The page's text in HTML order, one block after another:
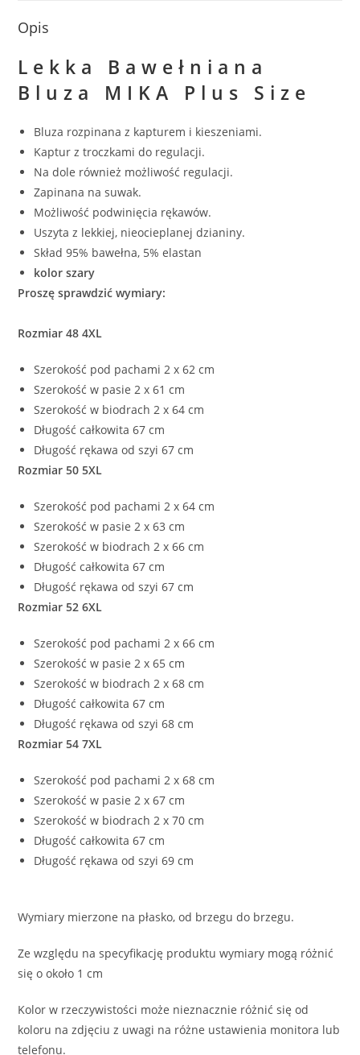
Opis
Lekka Bawełniana
Bluza MIKA Plus Size
Bluza rozpinana z kapturem i kieszeniami.
Kaptur z troczkami do regulacji.
Na dole również możliwość regulacji.
Zapinana na suwak.
Możliwość podwinięcia rękawów.
Uszyta z lekkiej, nieocieplanej dzianiny.
Skład 95% bawełna, 5% elastan
kolor szary
Proszę sprawdzić wymiary:
Rozmiar 48 4XL
Szerokość pod pachami 2 x 62 cm
Szerokość w pasie 2 x 61 cm
Szerokość w biodrach 2 x 64 cm
Długość całkowita 67 cm
Długość rękawa od szyi 67 cm
Rozmiar 50 5XL
Szerokość pod pachami 2 x 64 cm
Szerokość w pasie 2 x 63 cm
Szerokość w biodrach 2 x 66 cm
Długość całkowita 67 cm
Długość rękawa od szyi 67 cm
Rozmiar 52 6XL
Szerokość pod pachami 2 x 66 cm
Szerokość w pasie 2 x 65 cm
Szerokość w biodrach 2 x 68 cm
Długość całkowita 67 cm
Długość rękawa od szyi 68 cm
Rozmiar 54 7XL
Szerokość pod pachami 2 x 68 cm
Szerokość w pasie 2 x 67 cm
Szerokość w biodrach 2 x 70 cm
Długość całkowita 67 cm
Długość rękawa od szyi 69 cm
Wymiary mierzone na płasko, od brzegu do brzegu.
Ze względu na specyfikację produktu wymiary mogą różnić
się o około 1 cm
Kolor w rzeczywistości może nieznacznie różnić się od
koloru na zdjęciu z uwagi na różne ustawienia monitora lub
telefonu.